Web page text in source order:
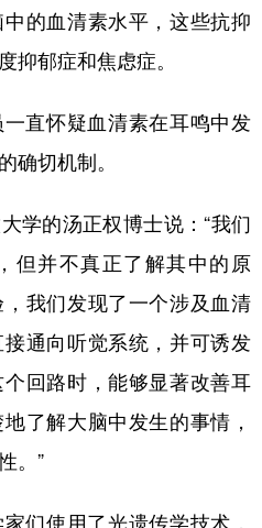
的血清素水平，这些抗抑
抑郁症和焦虑症。
直怀疑血清素在耳鸣中发
确切机制。
的汤正权博士说：“我们
但并不真正了解其中的原
我们发现了一个涉及血清
通向听觉系统，并可诱发
回路时，能够显著改善耳
了解大脑中发生的事情，
。”
使用了光遗传学技术，